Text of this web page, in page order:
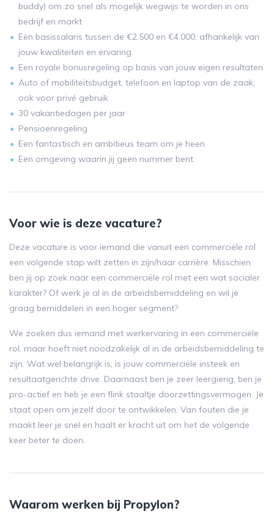
buddy) om zo snel als mogelijk wegwijs te worden in ons
bedrijf en markt
Een basissalaris tussen de €2.500 en €4.000, afhankelijk van
jouw kwaliteiten en ervaring
Een royale bonusregeling op basis van jouw eigen resultaten
Auto of mobiliteitsbudget, telefoon en laptop van de zaak,
ook voor privé gebruik
30 vakantiedagen per jaar
Pensioenregeling
Een fantastisch en ambitieus team om je heen
Een omgeving waarin jij geen nummer bent
Voor wie is deze vacature?
Deze vacature is voor iemand die vanuit een commerciële rol
een volgende stap wilt zetten in zijn/haar carrière. Misschien
ben jij op zoek naar een commerciële rol met een wat socialer
karakter? Of werk je al in de arbeidsbemiddeling en wil je
graag bemiddelen in een hoger segment?
We zoeken dus iemand met werkervaring in een commerciële
rol, maar hoeft niet noodzakelijk al in de arbeidsbemiddeling te
zijn. Wat wel belangrijk is, is jouw commerciële insteek en
resultaatgerichte drive. Daarnaast ben je zeer leergierig, ben je
pro-actief en heb je een flink staaltje doorzettingsvermogen. Je
staat open om jezelf door te ontwikkelen. Van fouten die je
maakt leer je snel en haalt er kracht uit om het de volgende
keer beter te doen.
Waarom werken bij Propylon?